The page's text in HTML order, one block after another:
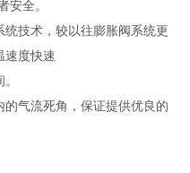
安全。
技术，较以往膨胀阀系统更
速度快速
气流死角，保证提供优良的